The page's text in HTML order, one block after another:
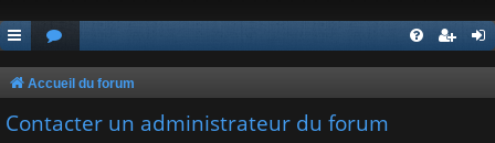
Accueil du forum
Contacter un administrateur du forum